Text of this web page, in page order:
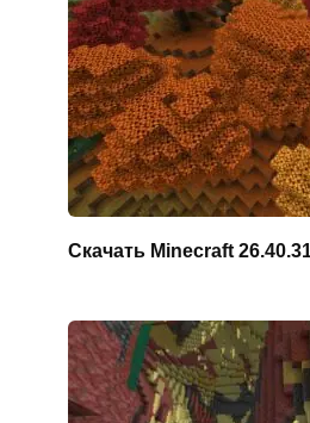
Скачать Minecraft 26.40.31